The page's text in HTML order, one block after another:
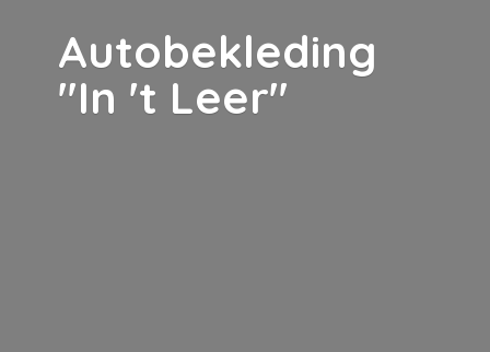
Autobekleding
"In 't Leer"